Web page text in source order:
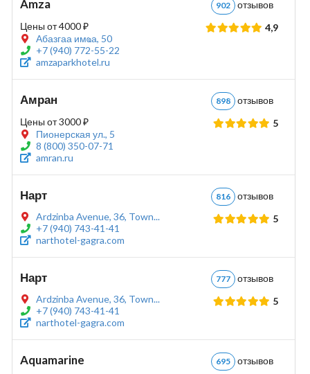
Amza 902 отзывов
Цены от 4000 ₽
Абазгаа имҩа, 50
+7 (940) 772-55-22
amzaparkhotel.ru
4,9
Амран 898 отзывов
Цены от 3000 ₽
Пионерская ул., 5
8 (800) 350-07-71
amran.ru
5
Нарт 816 отзывов
Ardzinba Avenue, 36, Town...
+7 (940) 743-41-41
narthotel-gagra.com
5
Нарт 777 отзывов
Ardzinba Avenue, 36, Town...
+7 (940) 743-41-41
narthotel-gagra.com
5
Aquamarine 695 отзывов